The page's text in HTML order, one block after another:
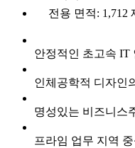
전용 면적: 1,712
안정적인 초고속 IT
인체공학적 디자인
명성있는 비즈니스
프라임 업무 지역 중